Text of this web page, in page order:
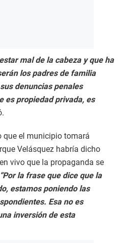
mal de la cabeza y que ha
los padres de familia
denuncias penales
es propiedad privada, es
que el municipio tomará
Velásquez habría dicho
vivo que la propaganda se
“Por la frase que dice que la
estamos poniendo las
Esa no es
inversión de esta